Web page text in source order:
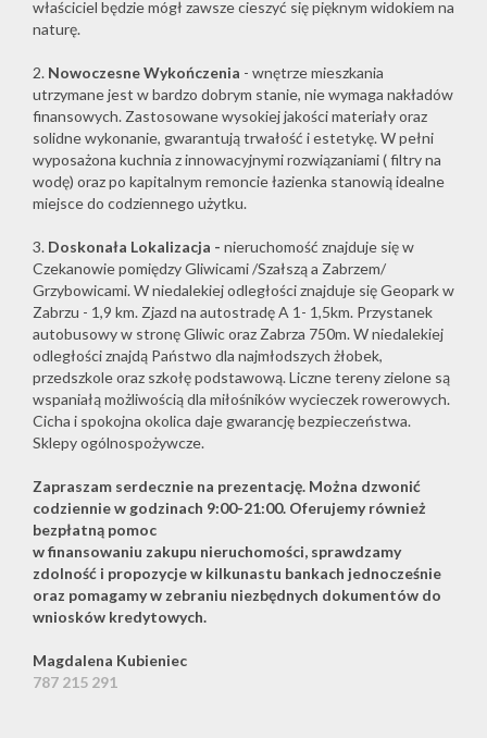
właściciel będzie mógł zawsze cieszyć się pięknym widokiem na
naturę.
2. Nowoczesne Wykończenia - wnętrze mieszkania
utrzymane jest w bardzo dobrym stanie, nie wymaga nakładów
finansowych. Zastosowane wysokiej jakości materiały oraz
solidne wykonanie, gwarantują trwałość i estetykę. W pełni
wyposażona kuchnia z innowacyjnymi rozwiązaniami ( filtry na
wodę) oraz po kapitalnym remoncie łazienka stanowią idealne
miejsce do codziennego użytku.
3. Doskonała Lokalizacja - nieruchomość znajduje się w
Czekanowie pomiędzy Gliwicami /Szałszą a Zabrzem/
Grzybowicami. W niedalekiej odległości znajduje się Geopark w
Zabrzu - 1,9 km. Zjazd na autostradę A 1- 1,5km. Przystanek
autobusowy w stronę Gliwic oraz Zabrza 750m. W niedalekiej
odległości znajdą Państwo dla najmłodszych żłobek,
przedszkole oraz szkołę podstawową. Liczne tereny zielone są
wspaniałą możliwością dla miłośników wycieczek rowerowych.
Cicha i spokojna okolica daje gwarancję bezpieczeństwa.
Sklepy ogólnospożywcze.
Zapraszam serdecznie na prezentację. Można dzwonić
codziennie w godzinach 9:00-21:00. Oferujemy również
bezpłatną pomoc
w finansowaniu zakupu nieruchomości, sprawdzamy
zdolność i propozycje w kilkunastu bankach jednocześnie
oraz pomagamy w zebraniu niezbędnych dokumentów do
wniosków kredytowych.
Magdalena Kubieniec
787 215 291